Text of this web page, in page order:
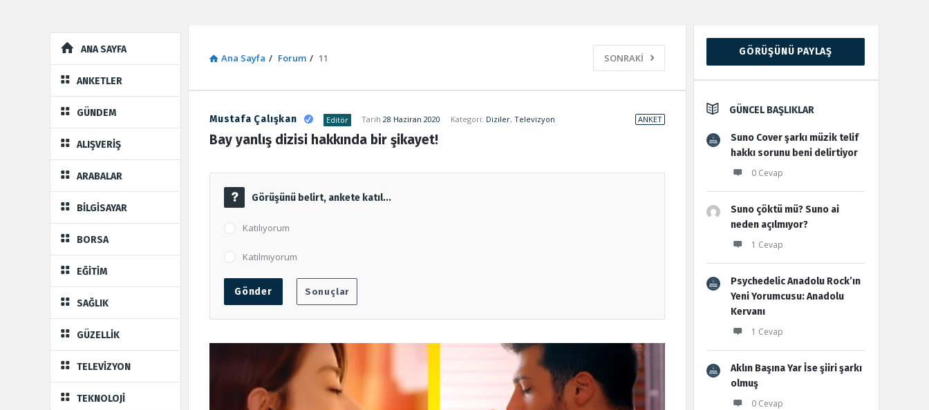
Ana Sayfa / Forum / 11 SONRAKİ
Sosyal
Kaynak
Forum
ANKET
Mustafa Çalışkan Editör Tarih 28 Haziran 2020 Kategori: Diziler, Televizyon
Bay yanlış dizisi hakkında bir şikayet!
Görüşünü belirt, ankete katıl...
Katılıyorum
Katılmıyorum
Sidebar
GÖRÜŞÜNÜ PAYLAŞ
GÜNCEL BAŞLIKLAR
Suno Cover şarkı müzik telif
hakkı sorunu beni delirtiyor
0 Cevap
Suno çöktü mü? Suno ai
neden açılmıyor?
1 Cevap
Psychedelic Anadolu Rock’ın
Yeni Yorumcusu: Anadolu
Kervanı
1 Cevap
Aklın Başına Yar İse şiiri şarkı
olmuş
0 Cevap
ExploreANA SAYFA
ANKETLER
GÜNDEM
ALIŞVERİŞ
ARABALAR
BİLGİSAYAR
BORSA
EĞİTİM
SAĞLIK
GÜZELLİK
TELEVİZYON
TEKNOLOJİ